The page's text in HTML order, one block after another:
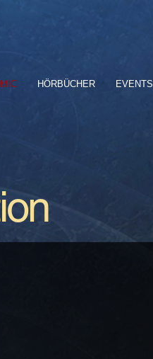
HÖRBÜCHER EVENTS